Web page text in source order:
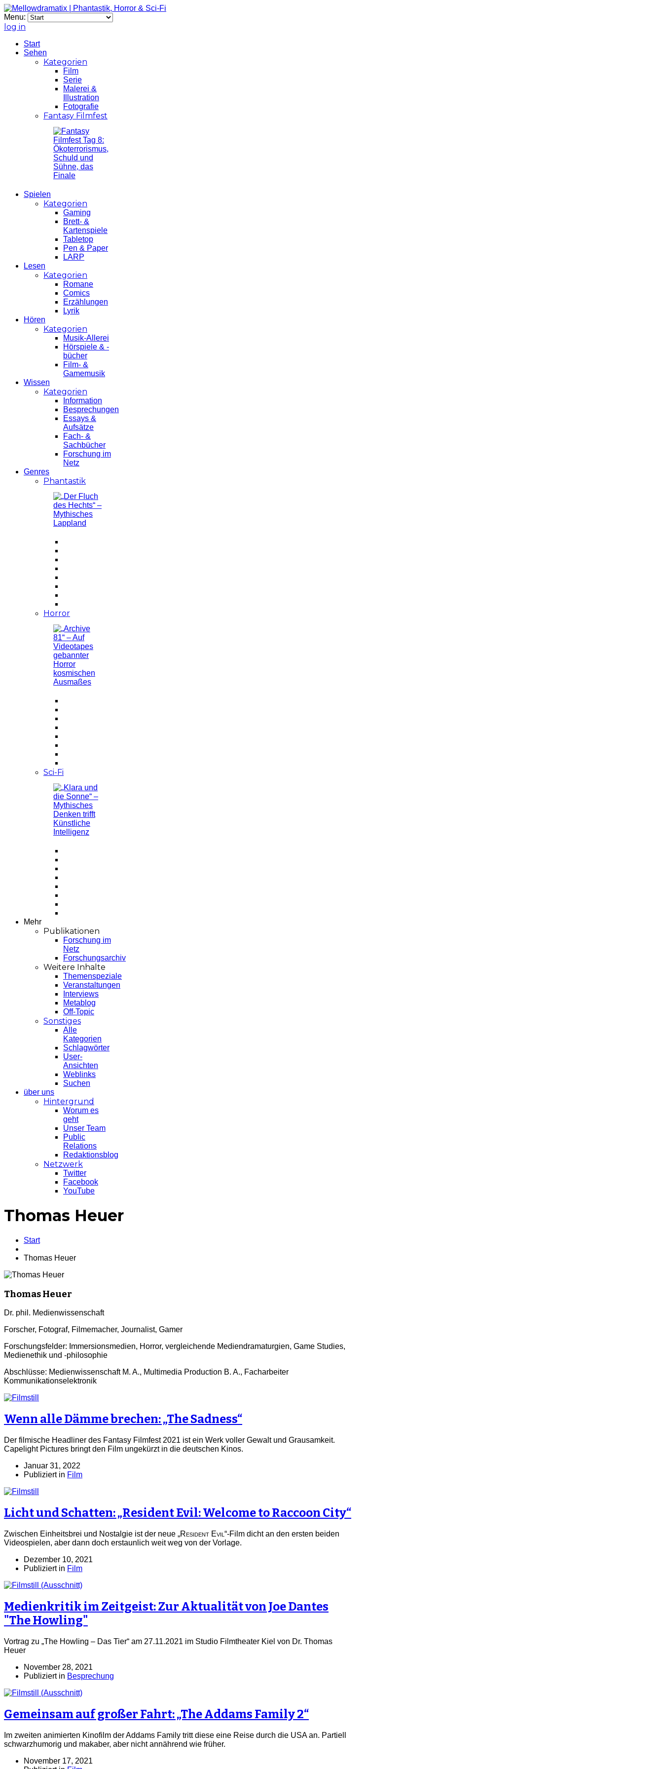
Menu:
log in
Start
Sehen
Kategorien
Film
Serie
Malerei &
Illustration
Fotografie
Fantasy Filmfest
Spielen
Kategorien
Gaming
Brett- &
Kartenspiele
Tabletop
Pen & Paper
LARP
Lesen
Kategorien
Romane
Comics
Erzählungen
Lyrik
Hören
Kategorien
Musik-Allerei
Hörspiele & -
bücher
Film- &
Gamemusik
Wissen
Kategorien
Information
Besprechungen
Essays &
Aufsätze
Fach- &
Sachbücher
Forschung im
Netz
Genres
Phantastik
Horror
Sci-Fi
Mehr
Publikationen
Forschung im
Netz
Forschungsarchiv
Weitere Inhalte
Themenspeziale
Veranstaltungen
Interviews
Metablog
Off-Topic
Sonstiges
Alle
Kategorien
Schlagwörter
User-
Ansichten
Weblinks
Suchen
über uns
Hintergrund
Worum es
geht
Unser Team
Public
Relations
Redaktionsblog
Netzwerk
Twitter
Facebook
YouTube
Thomas Heuer
Start
Thomas Heuer
Thomas Heuer
Dr. phil. Medienwissenschaft
Forscher, Fotograf, Filmemacher, Journalist, Gamer
Forschungsfelder: Immersionsmedien, Horror, vergleichende Mediendramaturgien, Game Studies,
Medienethik und -philosophie
Abschlüsse: Medienwissenschaft M. A., Multimedia Production B. A., Facharbeiter
Kommunikationselektronik
Wenn alle Dämme brechen: „The Sadness“
Der filmische Headliner des Fantasy Filmfest 2021 ist ein Werk voller Gewalt und Grausamkeit.
Capelight Pictures bringt den Film ungekürzt in die deutschen Kinos.
Januar 31, 2022
Publiziert in Film
Licht und Schatten: „Resident Evil: Welcome to Raccoon City“
Zwischen Einheitsbrei und Nostalgie ist der neue „Resident Evil “-Film dicht an den ersten beiden
Videospielen, aber dann doch erstaunlich weit weg von der Vorlage.
Dezember 10, 2021
Publiziert in Film
Medienkritik im Zeitgeist: Zur Aktualität von Joe Dantes
"The Howling"
Vortrag zu „The Howling – Das Tier“ am 27.11.2021 im Studio Filmtheater Kiel von Dr. Thomas
Heuer
November 28, 2021
Publiziert in Besprechung
Gemeinsam auf großer Fahrt: „The Addams Family 2“
Im zweiten animierten Kinofilm der Addams Family tritt diese eine Reise durch die USA an. Partiell
schwarzhumorig und makaber, aber nicht annährend wie früher.
November 17, 2021